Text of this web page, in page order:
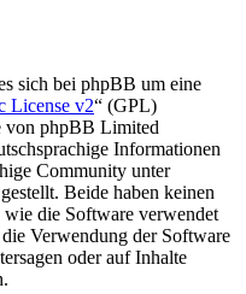
sich bei phpBB um eine
License v2“ (GPL)
von phpBB Limited
Informationen
Community unter
Beide haben keinen
die Software verwendet
Verwendung der Software
oder auf Inhalte